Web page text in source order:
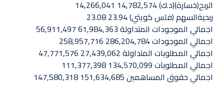
الربح(خسارة)(د.ك) 14,782,574 14,266,041‏
ربحيةالسهم (فلس كويتي) 23.94 23.08‏
اجمالي الموجودات المتداولة 61,984,363 56,911,497‏
اجمالي الموجودات 286,204,784 258,957,716‏
اجمالي المطلوبات المتداولة 27,439,062 47,771,576‏
اجمالي المطلوبات 134,570,099 111,377,398‏
اجمالي حقوق المساهمين 151,634,685 147,580,318 ‏